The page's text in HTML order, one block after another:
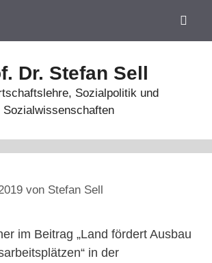
Dr. Stefan Sell
Sozialpolitik und
Sozialwissenschaften
von Stefan Sell
im Beitrag „Land fördert Ausbau
in der